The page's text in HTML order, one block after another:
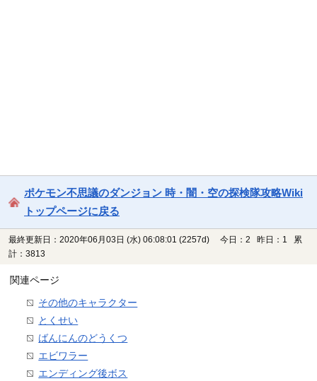
ポケモン不思議のダンジョン 時・闇・空の探検隊攻略Wiki
トップページに戻る
最終更新日：2020年06月03日 (水) 06:08:01 (2257d)
今日：2 昨日：1 累
計：3813
関連ページ
その他のキャラクター
とくせい
ばんにんのどうくつ
エビワラー
エンディング後ボス